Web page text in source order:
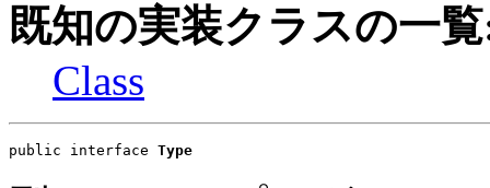
既知の実装クラスの一
Class
public interface Type